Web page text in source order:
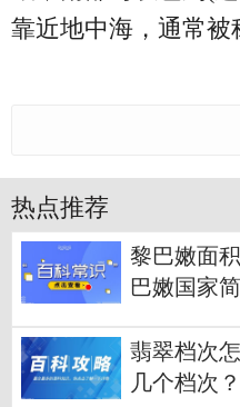
靠近地中海，通常被
热点推荐
黎巴嫩面
巴嫩国家
翡翠档次
几个档次？